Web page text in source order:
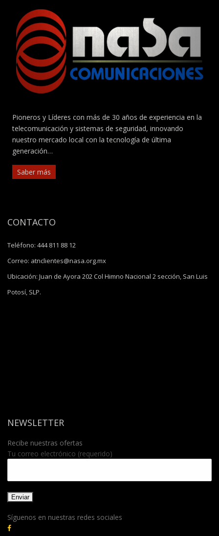
Pioneros y Líderes con más de 30 años de experiencia en la
telecomunicación y sistemas de seguridad, innovando
nuestro mercado local con la tecnología de última
generación…
Saber más
CONTACTO
Teléfono: 444 811 88 12
Correo: atnclientes@nasa.org.mx
Ubicación: Juan de Ayora 202 Col Himno Nacional 2 sección, San Luis
Potosí, SLP.
NEWSLETTER
Recibe nuestras ofertas
Tu correo electrónico (requerido)
Síguenos en nuestras redes sociales